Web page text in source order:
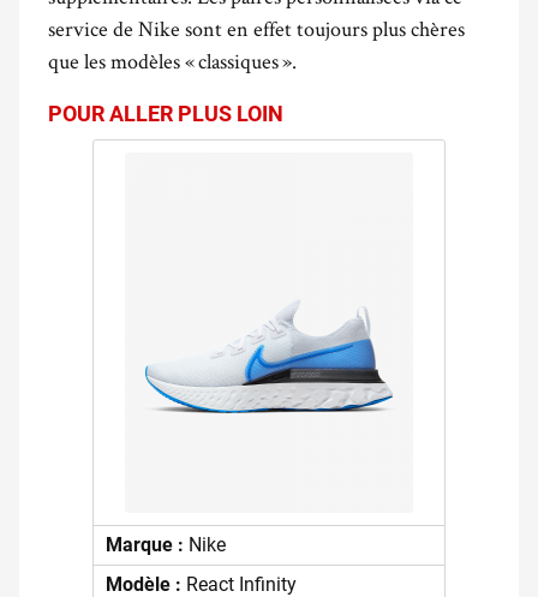
service de Nike sont en effet toujours plus chères
que les modèles « classiques ».
POUR ALLER PLUS LOIN
Marque : Nike
Modèle : React Infinity